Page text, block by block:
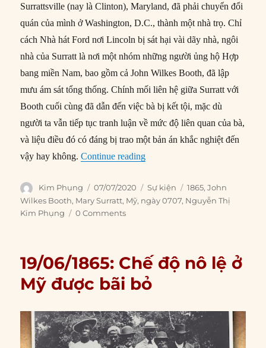
Surrattsville (nay là Clinton), Maryland, đã phải chuyển đổi
quán của mình ở Washington, D.C., thành một nhà trọ. Chỉ
cách Nhà hát Ford nơi Lincoln bị sát hại vài dãy nhà, ngôi
nhà của Surratt là nơi một nhóm những người ủng hộ Hợp
bang miền Nam, bao gồm cả John Wilkes Booth, đã lập
mưu ám sát tổng thống. Chính mối liên hệ giữa Surratt với
Booth cuối cùng đã dẫn đến việc bà bị kết tội, mặc dù
người ta vẫn tiếp tục tranh luận về mức độ liên quan của bà,
và liệu điều đó có đáng bị trao một bản án khắc nghiệt đến
vậy hay không.Continue reading“07/07/1865: Người phụ nữ
Author
Kim Phụng
Posted
on
07/07/2020 Categories
Sự kiện Tags
1865,John
Wilkes Booth, Mary Surratt, Mỹ, ngày 0707, Nguyễn Thị
Kim Phụng
0 Comments
19/06/1865: Chế độ nô lệ ở
Mỹ được bãi bỏ